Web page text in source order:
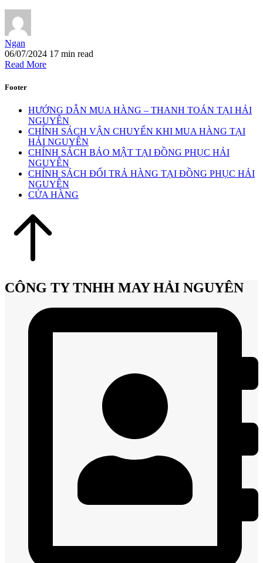
Ngan
06/07/2024 17 min read
Read More
Footer
HƯỚNG DẪN MUA HÀNG – THANH TOÁN TẠI HẢI
NGUYÊN
CHÍNH SÁCH VẬN CHUYỂN KHI MUA HÀNG TẠI
HẢI NGUYÊN
CHÍNH SÁCH BẢO MẬT TẠI ĐỒNG PHỤC HẢI
NGUYÊN
CHÍNH SÁCH ĐỔI TRẢ HÀNG TẠI ĐỒNG PHỤC HẢI
NGUYÊN
CỬA HÀNG
CÔNG TY TNHH MAY HẢI NGUYÊN